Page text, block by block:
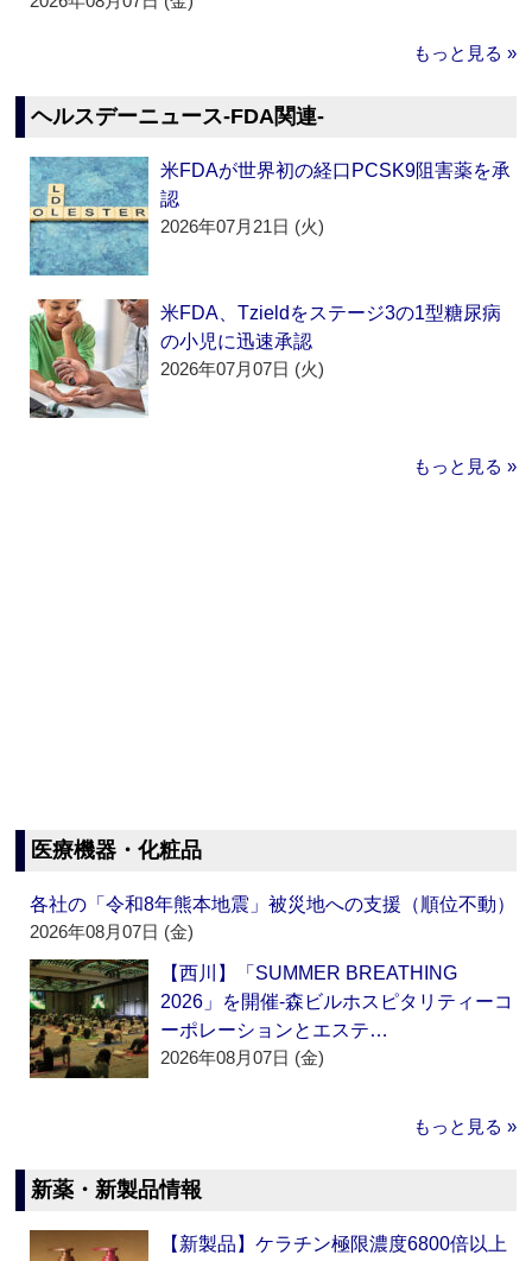
もっと見る »
ヘルスデーニュース‐FDA関連‐
米FDAが世界初の経口PCSK9阻害薬を承
認
2026年07月21日 (火)
米FDA、Tzieldをステージ3の1型糖尿病
の小児に迅速承認
2026年07月07日 (火)
もっと見る »
医療機器・化粧品
各社の「令和8年熊本地震」被災地への支援（順位不動）
2026年08月07日 (金)
【西川】「SUMMER BREATHING
2026」を開催‐森ビルホスピタリティーコ
ーポレーションとエステ…
2026年08月07日 (金)
もっと見る »
新薬・新製品情報
【新製品】ケラチン極限濃度6800倍以上